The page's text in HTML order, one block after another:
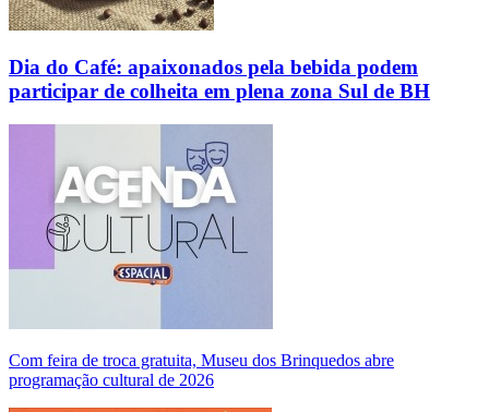
Dia do Café: apaixonados pela bebida podem
participar de colheita em plena zona Sul de BH
Com feira de troca gratuita, Museu dos Brinquedos abre
programação cultural de 2026